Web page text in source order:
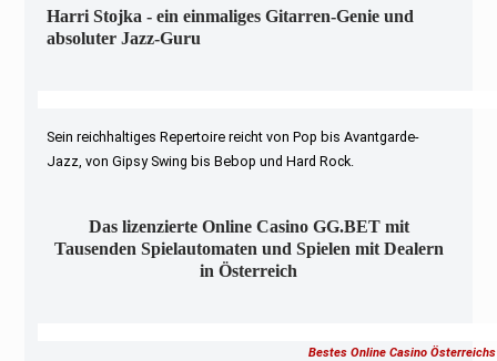
Harri Stojka - ein einmaliges Gitarren-Genie und
absoluter Jazz-Guru
Sein reichhaltiges Repertoire reicht von Pop bis Avantgarde-
Jazz, von Gipsy Swing bis Bebop und Hard Rock.
Das lizenzierte Online Casino GG.BET mit
Tausenden Spielautomaten und Spielen mit Dealern
in Österreich
Bestes Online Casino Österreichs